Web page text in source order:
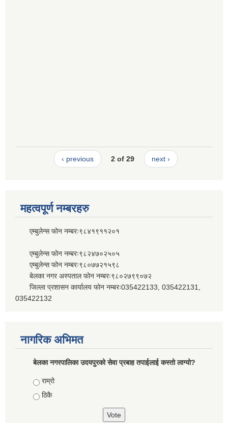
‹ previous 2 of 29 next ›
महत्वपूर्ण नम्बरहरु
एम्बुलेन्स फोन नम्बरः९८४१९११२०१
एम्बुलेन्स फोन नम्बरः९८२४७०२५०५
एम्बुलेन्स फोन नम्बरः९८०७७२१५९८
बेलका नगर अस्पताल फोन नम्बरः९८०२७९९०७२
जिल्ला प्रशासन कार्यालय फोन नम्बरः035422133, 035422131,
035422132
नागरिक अभिमत
बेलका नगरपालिका उदयपुरको सेवा प्रबाह तपाईलाई कस्तो लाग्यो?
Choices
राम्रो
ठिकै